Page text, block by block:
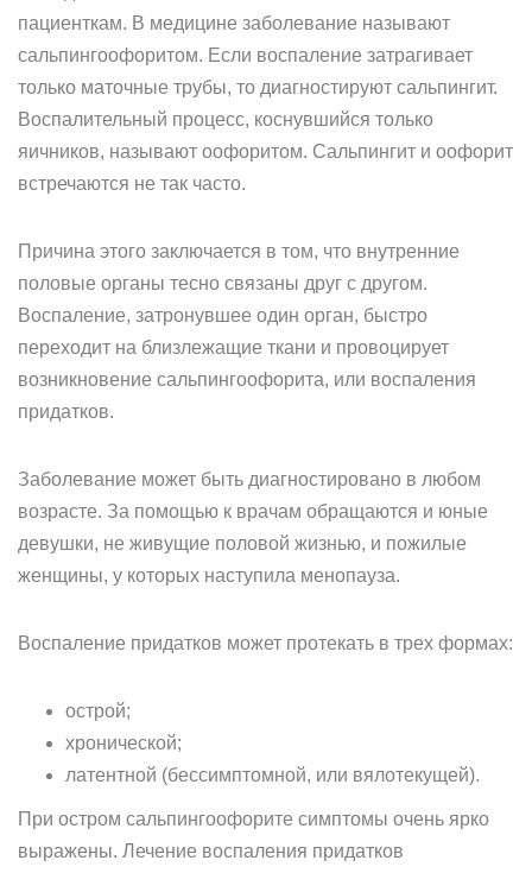
пациенткам. В медицине заболевание называют
сальпингоофоритом. Если воспаление затрагивает
только маточные трубы, то диагностируют сальпингит.
Воспалительный процесс, коснувшийся только
яичников, называют оофоритом. Сальпингит и оофорит
встречаются не так часто.
Причина этого заключается в том, что внутренние
половые органы тесно связаны друг с другом.
Воспаление, затронувшее один орган, быстро
переходит на близлежащие ткани и провоцирует
возникновение сальпингоофорита, или воспаления
придатков.
Заболевание может быть диагностировано в любом
возрасте. За помощью к врачам обращаются и юные
девушки, не живущие половой жизнью, и пожилые
женщины, у которых наступила менопауза.
Воспаление придатков может протекать в трех формах:
острой;
хронической;
латентной (бессимптомной, или вялотекущей).
При остром сальпингоофорите симптомы очень ярко
выражены. Лечение воспаления придатков